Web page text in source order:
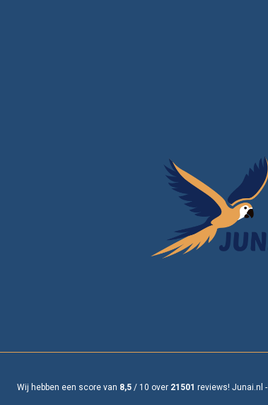
Wij hebben een score van 8,5 / 10 over 21501 reviews! Junai.nl -